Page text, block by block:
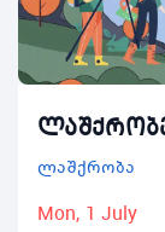
ლაშქრობა
Mon, 1 July